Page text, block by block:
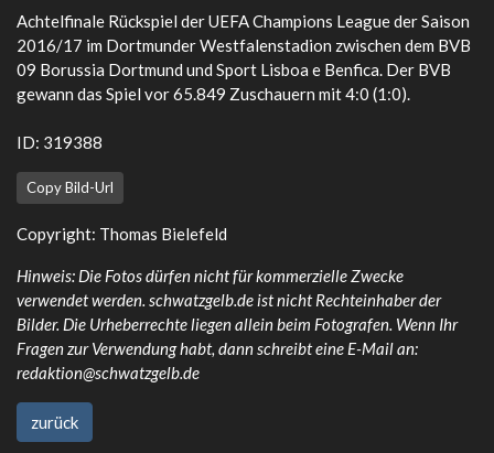
Achtelfinale Rückspiel der UEFA Champions League der Saison
2016/17 im Dortmunder Westfalenstadion zwischen dem BVB
09 Borussia Dortmund und Sport Lisboa e Benfica. Der BVB
gewann das Spiel vor 65.849 Zuschauern mit 4:0 (1:0).
ID: 319388
Copy Bild-Url
Copyright: Thomas Bielefeld
Hinweis: Die Fotos dürfen nicht für kommerzielle Zwecke
verwendet werden. schwatzgelb.de ist nicht Rechteinhaber der
Bilder. Die Urheberrechte liegen allein beim Fotografen. Wenn Ihr
Fragen zur Verwendung habt, dann schreibt eine E-Mail an:
redaktion@schwatzgelb.de
zurück